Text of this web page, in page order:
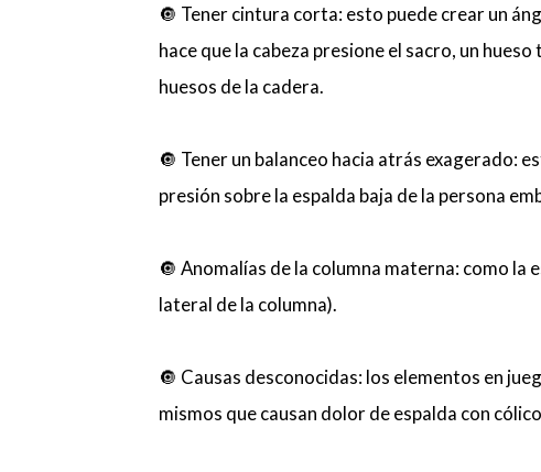
🔘 Tener cintura corta: esto puede crear un
hace que la cabeza presione el sacro, un
huesos de la cadera.
🔘 Tener un balanceo hacia atrás exagerado:
presión sobre la espalda baja de la persona
🔘 Anomalías de la columna materna: como
lateral de la columna).
🔘 Causas desconocidas: los elementos en
mismos que causan dolor de espalda con